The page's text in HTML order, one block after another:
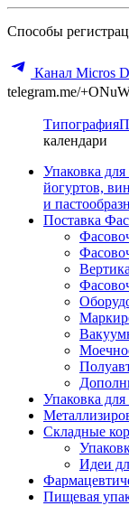
Способы
Канал Micros
telegram.me/
Типография
календари
Упаковка
йогуртов,
и
Поставка
Упаковка
Складные
Идеи
Пищевая